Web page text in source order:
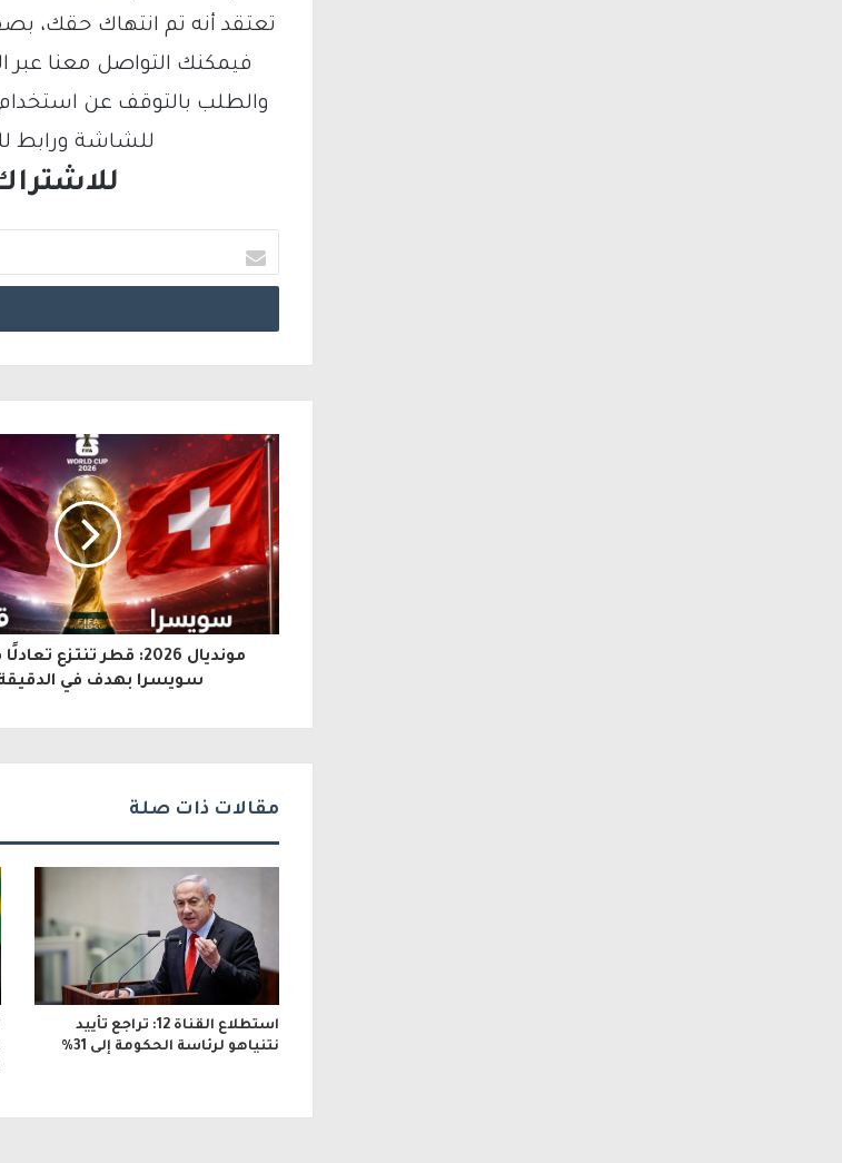
تعتقد أنه تم انتهاك حقك،
والطلب بالتوقف عن
للشاشة ورابط
د
خ
ل
ب
ر
ي
د
ك
ا
ل
و
مونديال 2026: قطر تنتزع
سويسرا بهدف في الدقيقة
مقالات ذات صلة
استطلاع القناة 12: تراجع تأييد
نتنياهو لرئاسة الحكومة إلى 31%